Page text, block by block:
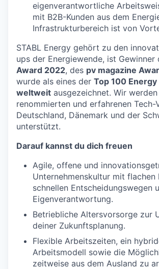
eigenverantwortliche
mit B2B-Kunden aus dem
Infrastrukturbereich ist von
STABL Energy gehört zu den
ups der Energiewende, ist Gewinner
Award 2022, des pv magazine
wurde als eines der Top 100
weltweit ausgezeichnet. Wir
renommierten und erfahrenen Tech-
Deutschland, Dänemark und der
unterstützt.
Darauf kannst du dich freuen
Agile, offene und
Unternehmenskultur mit flachen
schnellen Entscheidungswegen
Eigenverantwortung.
Betriebliche Altersvorsorge zur
deiner Zukunftsplanung.
Flexible Arbeitszeiten, ein
Arbeitsmodell sowie die
zeitweise aus dem Ausland zu